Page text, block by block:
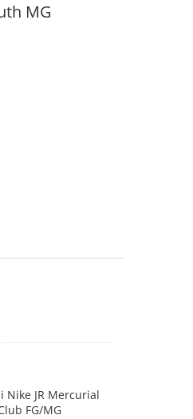
MG
Nike JR Mercurial
FG/MG